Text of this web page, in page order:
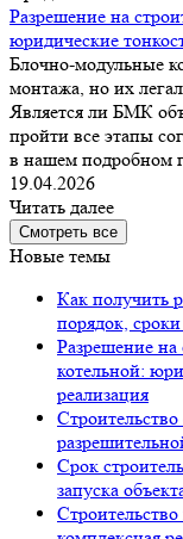
Разрешение на
юридические
Блочно-модульные
монтажа, но их
Является ли БМК
пройти все этапы
в нашем подробном
19.04.2026
Читать далее
Смотреть все
Новые темы
Как получить
порядок,
Разрешение на
котельной:
реализация
Срок
запуска